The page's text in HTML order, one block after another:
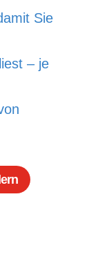
Sie
– je